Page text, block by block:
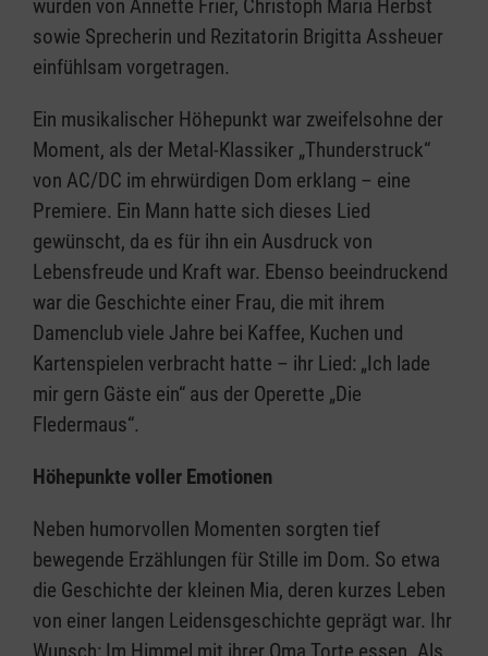
wurden von Annette Frier, Christoph Maria Herbst
sowie Sprecherin und Rezitatorin Brigitta Assheuer
einfühlsam vorgetragen.
Ein musikalischer Höhepunkt war zweifelsohne der
Moment, als der Metal-Klassiker „Thunderstruck“
von AC/DC im ehrwürdigen Dom erklang – eine
Premiere. Ein Mann hatte sich dieses Lied
gewünscht, da es für ihn ein Ausdruck von
Lebensfreude und Kraft war. Ebenso beeindruckend
war die Geschichte einer Frau, die mit ihrem
Damenclub viele Jahre bei Kaffee, Kuchen und
Kartenspielen verbracht hatte – ihr Lied: „Ich lade
mir gern Gäste ein“ aus der Operette „Die
Fledermaus“.
Höhepunkte voller Emotionen
Neben humorvollen Momenten sorgten tief
bewegende Erzählungen für Stille im Dom. So etwa
die Geschichte der kleinen Mia, deren kurzes Leben
von einer langen Leidensgeschichte geprägt war. Ihr
Wunsch: Im Himmel mit ihrer Oma Torte essen. Als